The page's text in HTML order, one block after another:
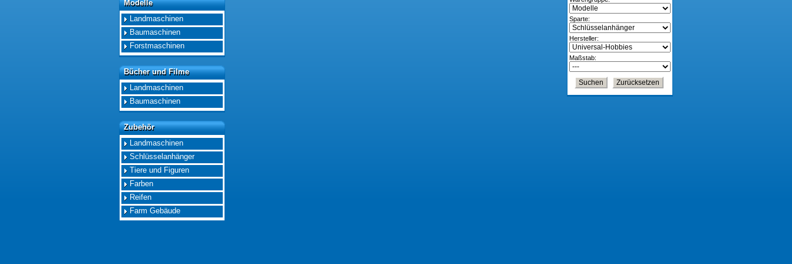
Modelle
Modelle
Landmaschinen
Baumaschinen
Forstmaschinen
Bücher und Filme
Bücher und Filme
Landmaschinen
Baumaschinen
Zubehör
Zubehör
Landmaschinen
Schlüsselanhänger
Tiere und Figuren
Farben
Reifen
Farm Gebäude
Sparte:
Hersteller:
Maßstab: